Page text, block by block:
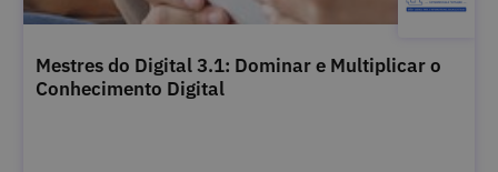
Mestres do Digital 3.1: Dominar e Multiplicar o
Conhecimento Digital